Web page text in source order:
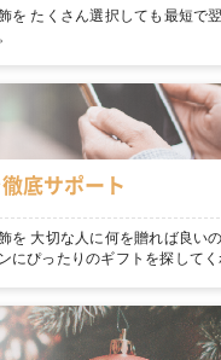
を たくさん選択しても最短で
底サポート
を 大切な人に何を贈れば良い
にぴったりのギフトを探して